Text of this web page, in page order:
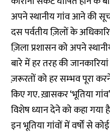
अपने स्थानीय गांव आने की
दस पर्वतीय ज़िलों के
ज़िला प्रशासन को अपने
बारे में हर तरह की
ज़रूरतों को हर सम्भव पूरा
किए गए. ख़ासकर ‘भूतिया
विशेष ध्यान देने को कहा गया
इन भूतिया गांवों में वर्षों से